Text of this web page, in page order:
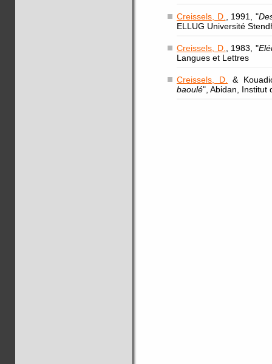
Creissels, D. , 1991, "
ELLUG Université
Creissels, D. , 1983, "
Langues et Lettres
Creissels, D.
&
baoulé", Abidan, Institut